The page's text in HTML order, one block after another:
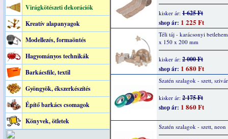
Virágkötészeti dekorációk
Kreatív alapanyagok
Modellezés, formaöntés
Hagyományos technikák
Barkácsfilc, textil
Gyöngyök, ékszerkészítés
Építő barkács csomagok
Könyvek, ötletek
kisker ár: 1 625 Ft
shop ár: 1 225 Ft
Téli táj - karácsonyi
x 150 x 200 mm
kisker ár: 2 000 Ft
shop ár: 1 680 Ft
Szatén szalagok - szett,
kisker ár: 2 175 Ft
shop ár: 1 860 Ft
Szatén szalagok - szett, neon